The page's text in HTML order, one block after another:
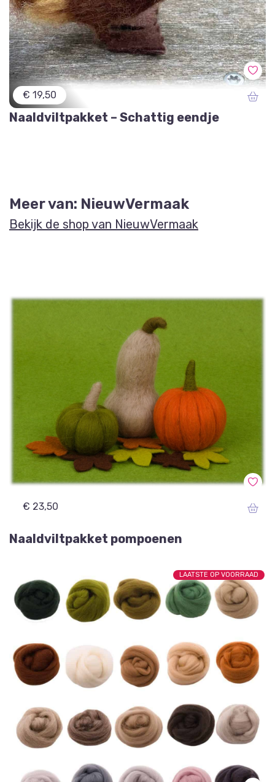
€ 19,50
Naaldviltpakket – Schattig eendje
Meer van: NieuwVermaak
Bekijk de shop van NieuwVermaak
€ 23,50
Naaldviltpakket pompoenen
LAATSTE OP VOORRAAD